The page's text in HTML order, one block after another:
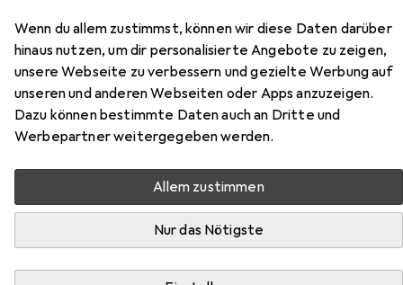
Wenn du allem zustimmst, können wir diese Daten darüber
hinaus nutzen, um dir personalisierte Angebote zu zeigen,
unsere Webseite zu verbessern und gezielte Werbung auf
unseren und anderen Webseiten oder Apps anzuzeigen.
Dazu können bestimmte Daten auch an Dritte und
Werbepartner weitergegeben werden.
Allem zustimmen
Nur das Nötigste
Zubehör für Hutchinson Gila
Hier findest du passendes Zubehör zum Produkt
Hutchinson Gila aus der Kategorie Veloreifen Zubehör.
Hutchinson
Produktliste